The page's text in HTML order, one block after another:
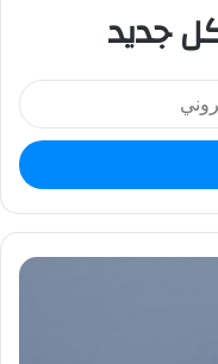
جديد